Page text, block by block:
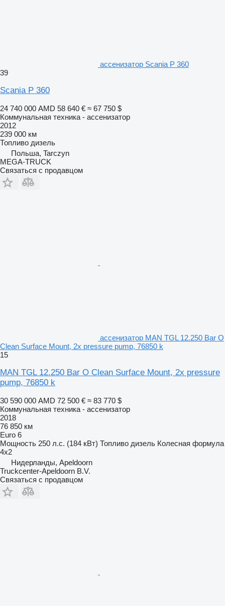
ассенизатор Scania P 360
39
Scania P 360
24 740 000 AMD 58 640 € ≈ 67 750 $
Коммунальная техника - ассенизатор
2012
239 000 км
Топливо дизель
Польша, Tarczyn
MEGA-TRUCK
Связаться с продавцом
ассенизатор MAN TGL 12.250 Bar O
Clean Surface Mount, 2x pressure pump, 76850 k
15
MAN TGL 12.250 Bar O Clean Surface Mount, 2x pressure
pump, 76850 k
30 590 000 AMD 72 500 € ≈ 83 770 $
Коммунальная техника - ассенизатор
2018
76 850 км
Euro 6
Мощность 250 л.с. (184 кВт) Топливо дизель Колесная формула
4x2
Нидерланды, Apeldoorn
Truckcenter-Apeldoorn B.V.
Связаться с продавцом